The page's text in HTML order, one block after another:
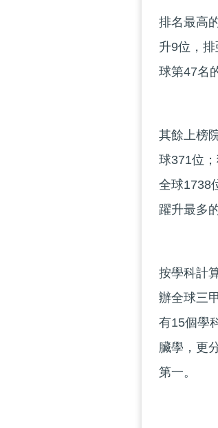
排名最高
升9位，
球第47名
其餘上榜
球371位
全球1738
躍升最多
按學科計
辦全球三
有15個學
臟學，更
第一。